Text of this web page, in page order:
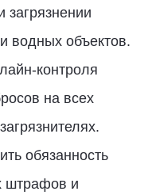
загрязнении
водных объектов.
контроля
на всех
обязанность
штрафов и